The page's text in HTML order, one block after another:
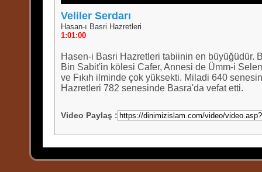
Veliler Serdarı
Hasan-ı Basri Hazretleri
1:01:00
Hasen-i Basri Hazretleri tabiinin en büyüğüdür.
Bin Sabit'in kölesi Cafer, Annesi de Ümm-i
ve Fıkıh ilminde çok yüksekti. Miladi 640
Hazretleri 782 senesinde Basra'da vefat etti.
Video Paylaş :